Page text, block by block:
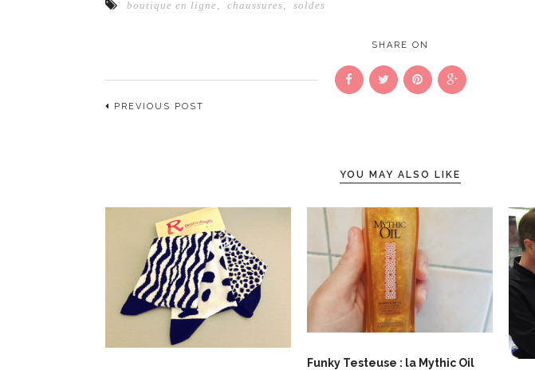
boutique en ligne chaussures soldes
SHARE ON
PREVIOUS POST
YOU MAY ALSO LIKE
Funky Testeuse : la Mythic Oil